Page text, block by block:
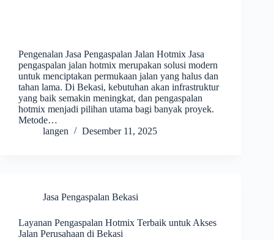
Pengenalan Jasa Pengaspalan Jalan Hotmix Jasa
pengaspalan jalan hotmix merupakan solusi modern
untuk menciptakan permukaan jalan yang halus dan
tahan lama. Di Bekasi, kebutuhan akan infrastruktur
yang baik semakin meningkat, dan pengaspalan
hotmix menjadi pilihan utama bagi banyak proyek.
Metode…
langen
Desember 11, 2025
Jasa Pengaspalan Bekasi
Layanan Pengaspalan Hotmix Terbaik untuk Akses
Jalan Perusahaan di Bekasi